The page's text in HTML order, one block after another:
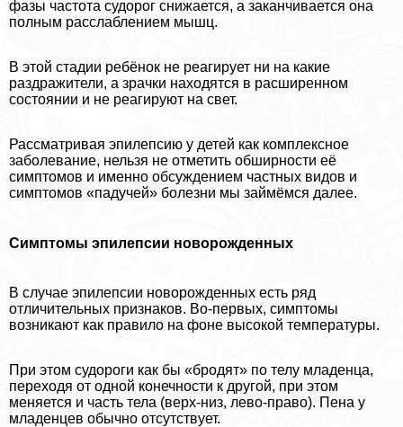
фазы частота судорог снижается, а заканчивается она
полным расслаблением мышц.
В этой стадии ребёнок не реагирует ни на какие
раздражители, а зрачки находятся в расширенном
состоянии и не реагируют на свет.
Рассматривая эпилепсию у детей как комплексное
заболевание, нельзя не отметить обширности её
симптомов и именно обсуждением частных видов и
симптомов «падучей» болезни мы займёмся далее.
Симптомы эпилепсии новорожденных
В случае эпилепсии новорожденных есть ряд
отличительных признаков. Во-первых, симптомы
возникают как правило на фоне высокой температуры.
При этом судороги как бы «бродят» по телу младенца,
переходя от одной конечности к другой, при этом
меняется и часть тела (верх-низ, лево-право). Пена у
младенцев обычно отсутствует.